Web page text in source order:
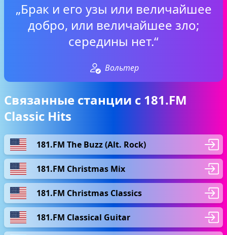
„Брак и его узы или величайшее
добро, или величайшее зло;
середины нет.“
Вольтер
Связанные станции с 181.FM
Classic Hits
181.FM The Buzz (Alt. Rock)
181.FM Christmas Mix
181.FM Christmas Classics
181.FM Classical Guitar